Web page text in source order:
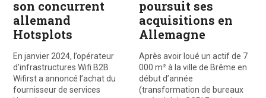
son concurrent
allemand
Hotsplots
En janvier 2024, l’opérateur
d’infrastructures Wifi B2B
Wifirst a annoncé l’achat du
fournisseur de services
poursuit ses
acquisitions en
Allemagne
Après avoir loué un actif de 7
000 m² à la ville de Brême en
début d’année
(transformation de bureaux